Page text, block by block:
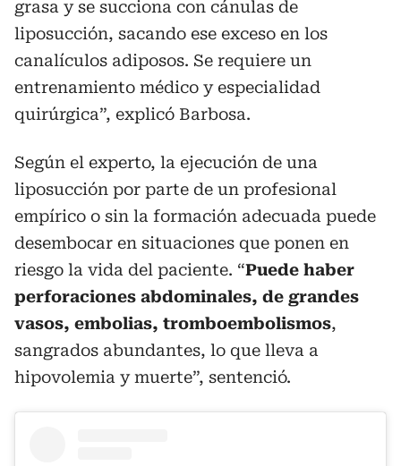
grasa y se succiona con cánulas de
liposucción, sacando ese exceso en los
canalículos adiposos. Se requiere un
entrenamiento médico y especialidad
quirúrgica”, explicó Barbosa.
Según el experto, la ejecución de una
liposucción por parte de un profesional
empírico o sin la formación adecuada puede
desembocar en situaciones que ponen en
riesgo la vida del paciente. “Puede haber
perforaciones abdominales, de grandes
vasos, embolias, tromboembolismos,
sangrados abundantes, lo que lleva a
hipovolemia y muerte”, sentenció.